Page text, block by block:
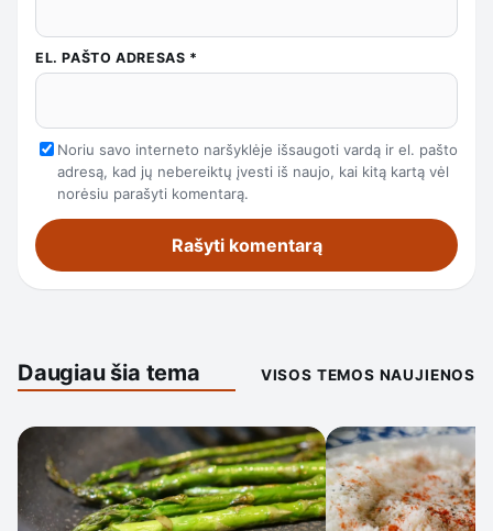
EL. PAŠTO ADRESAS *
Noriu savo interneto naršyklėje išsaugoti vardą ir el. pašto
adresą, kad jų nebereiktų įvesti iš naujo, kai kitą kartą vėl
norėsiu parašyti komentarą.
Daugiau šia tema VISOS TEMOS NAUJIENOS